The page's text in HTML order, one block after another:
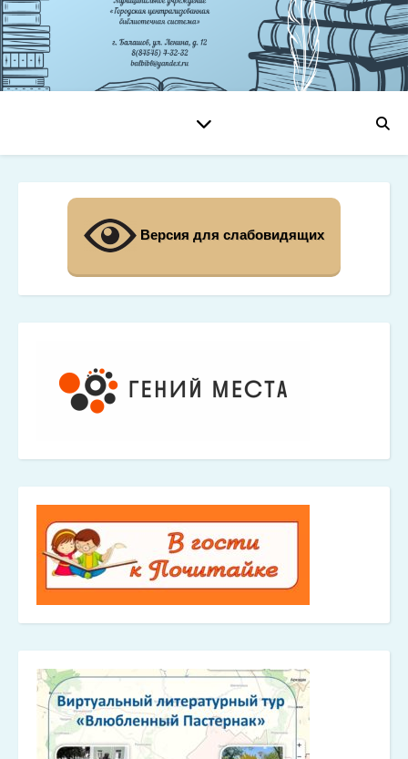
Версия для слабовидящих